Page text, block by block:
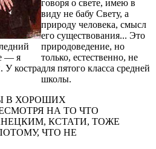
— я
У костра
говоря о свете, имею в
виду не бабу Свету, а
природу человека, смысл
его существования... Это
природоведение, но
только, естественно, не
для пятого класса средней
школы.
В ХОРОШИХ
НА ТО ЧТО
КСТАТИ, ТОЖЕ
ЧТО НЕ